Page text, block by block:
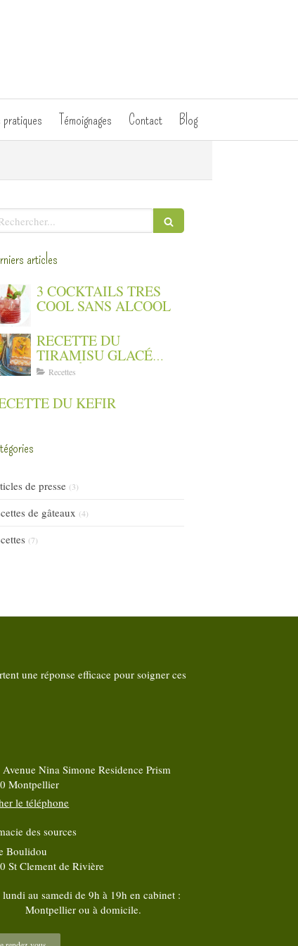
Témoignages Contact Blog
articles
3 COCKTAILS TRES
COOL SANS ALCOOL
RECETTE DU
TIRAMISU GLACÉ
AUX PÊCHES
Recettes
DU KEFIR
de presse (3)
de gâteaux (4)
(7)
une réponse efficace pour soigner ces
Avenue Nina Simone Residence Prism
Montpellier
le téléphone
des sources
Boulidou
St Clement de Rivière
au samedi de 9h à 19h en cabinet :
Montpellier ou à domicile.